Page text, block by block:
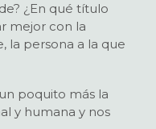
¿En qué título
mejor con la
la persona a la que
poquito más la
y humana y nos